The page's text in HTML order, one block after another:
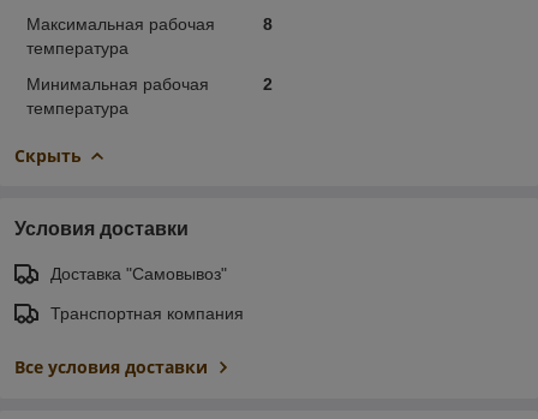
Максимальная рабочая
температура
8
Минимальная рабочая
температура
2
Скрыть
Условия доставки
Доставка "Самовывоз"
Транспортная компания
Все условия доставки